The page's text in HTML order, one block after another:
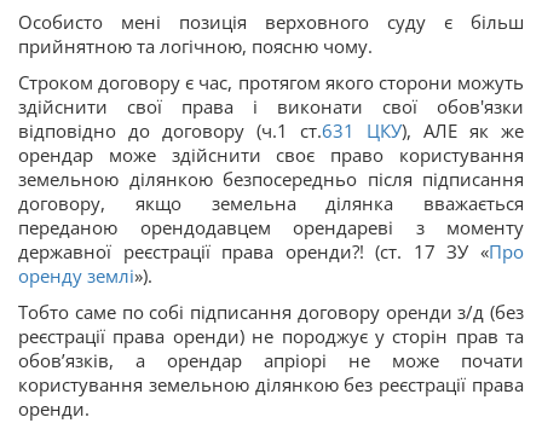
Особисто мені позиція верховного суду є більш
прийнятною та логічною, поясню чому.
Строком договору є час, протягом якого сторони можуть
здійснити свої права і виконати свої обов'язки
відповідно до договору (ч.1 ст.631 ЦКУ), АЛЕ як же
орендар може здійснити своє право користування
земельною ділянкою безпосередньо після підписання
договору, якщо земельна ділянка вважається
переданою орендодавцем орендареві з моменту
державної реєстрації права оренди?! (ст. 17 ЗУ «Про
оренду землі»).
Тобто саме по собі підписання договору оренди з/д (без
реєстрації права оренди) не породжує у сторін прав та
обов’язків, а орендар апріорі не може почати
користування земельною ділянкою без реєстрації права
оренди.